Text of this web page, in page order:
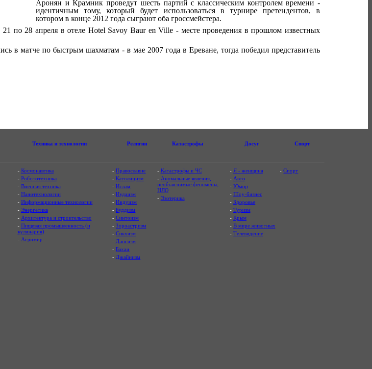
Аронян и Крамник проведут шесть партий с классическим контролем времени -
идентичным тому, который будет использоваться в турнире претендентов, в
котором в конце 2012 года сыграют оба гроссмейстера.
по 28 апреля в отеле Hotel Savoy Baur en Ville - месте проведения в прошлом известных
в матче по быстрым шахматам - в мае 2007 года в Ереване, тогда победил представитель
Техника и технологии Религии Катастрофы Досуг Спорт
- Космонавтика
- Робототехника
- Военная техника
- Нанотехнологии
- Информационные технологии
- Энергетика
- Архитектура и строительство
- Пищевая промышленность (и
кулинария)
- Агромир
-Православие
-Католицизм
-Ислам
-Иудаизм
-Индуизм
-Буддизм
-Синтоизм
-Зороастризм
-Сикхизм
- Даосизм
-Бахаи
- Джайнизм
- Катастрофы и ЧС
- Аномальные явления,
необъяснимые феномены,
НЛО
- Эзотерика
- Я - женщина
- Авто
- Юмор
- Шоу-бизнес
- Здоровье
- Туризм
- Крым
- В мире животных
- Телевидение
-Спорт